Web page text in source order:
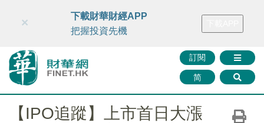
財華智庫網 FINTV FINMETA 財華證券 媒體矩陣
訂閱
简
×
下載財華財經APP
把握投資先機
【IPO追蹤】上市首日大漲